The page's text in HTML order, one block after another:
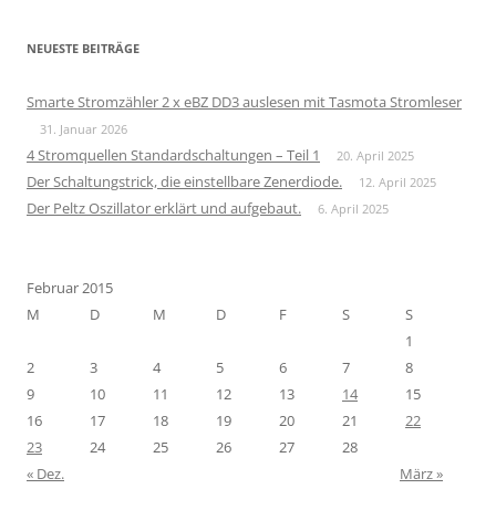
NEUESTE BEITRÄGE
Smarte Stromzähler 2 x eBZ DD3 auslesen mit Tasmota Stromleser
31. Januar 2026
4 Stromquellen Standardschaltungen – Teil 1 20. April 2025
Der Schaltungstrick, die einstellbare Zenerdiode. 12. April 2025
Der Peltz Oszillator erklärt und aufgebaut. 6. April 2025
Februar 2015
M
D M D F S
S
1
2
3 4 5 6 7
8
9
10 11 12 13 14
15
16
17 18 19 20 21
22
23
24 25 26 27
28
« Dez.
März »